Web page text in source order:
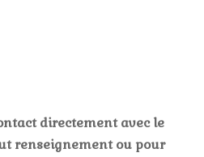
directement avec le
renseignement ou pour